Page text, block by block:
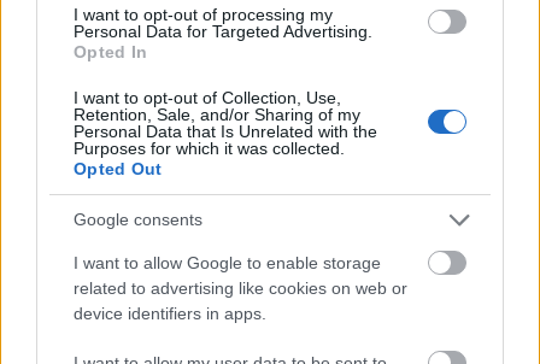
I want to opt-out of processing my
Personal Data for Targeted Advertising.
Opted In
I want to opt-out of Collection, Use,
Retention, Sale, and/or Sharing of my
Personal Data that Is Unrelated with the
Purposes for which it was collected.
Opted Out
Google consents
I want to allow Google to enable storage
related to advertising like cookies on web or
device identifiers in apps.
Cékla felkeltette az egészségügyi szakértők
figyelmét a rák elleni küzdelemben betöltött
lehetséges szerepe miatt. Olyan vegyületeket
tartalmaz, mint a betain és a ferulinsav, amelyek
ígéretesek a rák elleni küzdelemben. Tanulmányok
szerint ezek segíthetnek lelassítani a rákos sejtek
növekedését, ami reményt ad a további kutatásokra.
A céklakivonatokkal kapcsolatos tanulmányok arra
sejtek szaporodását. Bár az eredmények ígéretesek,
további kutatásokra van szükség ahhoz, hogy teljes
mértékben megértsük az előnyeiket. A cékla
antioxidáns szerepe kulcsfontosságú, segíti a